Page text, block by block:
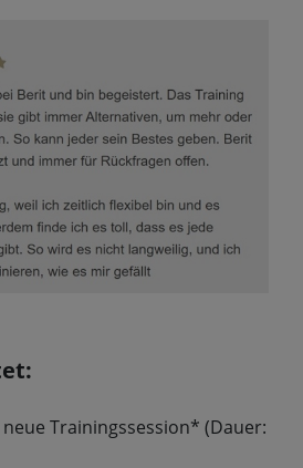
Trainingssession* (Dauer: